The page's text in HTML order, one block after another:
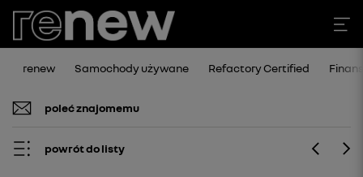
renew Samochody używane Refactory Certified
powrót do listy
poleć znajomemu